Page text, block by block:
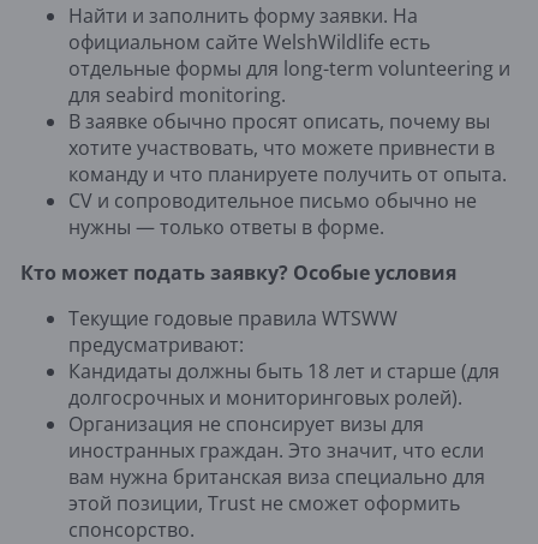
Найти и заполнить форму заявки. На
официальном сайте WelshWildlife есть
отдельные формы для long-term volunteering и
для seabird monitoring.
В заявке обычно просят описать, почему вы
хотите участвовать, что можете привнести в
команду и что планируете получить от опыта.
CV и сопроводительное письмо обычно не
нужны — только ответы в форме.
Кто может подать заявку? Особые условия
Текущие годовые правила WTSWW
предусматривают:
Кандидаты должны быть 18 лет и старше (для
долгосрочных и мониторинговых ролей).
Организация не спонсирует визы для
иностранных граждан. Это значит, что если
вам нужна британская виза специально для
этой позиции, Trust не сможет оформить
спонсорство.